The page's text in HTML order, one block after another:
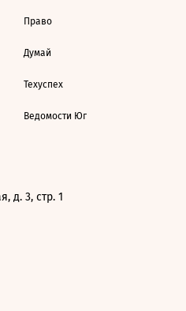
Право
Думай
Техуспех
Ведомости Юг
д. 3, стр. 1